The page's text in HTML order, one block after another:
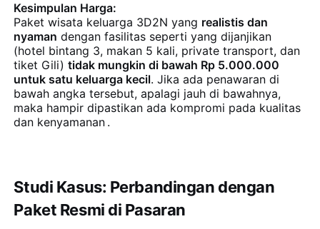
Kesimpulan Harga:
Paket wisata keluarga 3D2N yang realistis dan
nyaman dengan fasilitas seperti yang dijanjikan
(hotel bintang 3, makan 5 kali, private transport, dan
tiket Gili)tidak mungkin di bawah Rp 5.000.000
untuk satu keluarga kecil. Jika ada penawaran di
bawah angka tersebut, apalagi jauh di bawahnya,
maka hampir dipastikan ada kompromi pada kualitas
dan kenyamanan.
Studi Kasus: Perbandingan dengan
Paket Resmi di Pasaran